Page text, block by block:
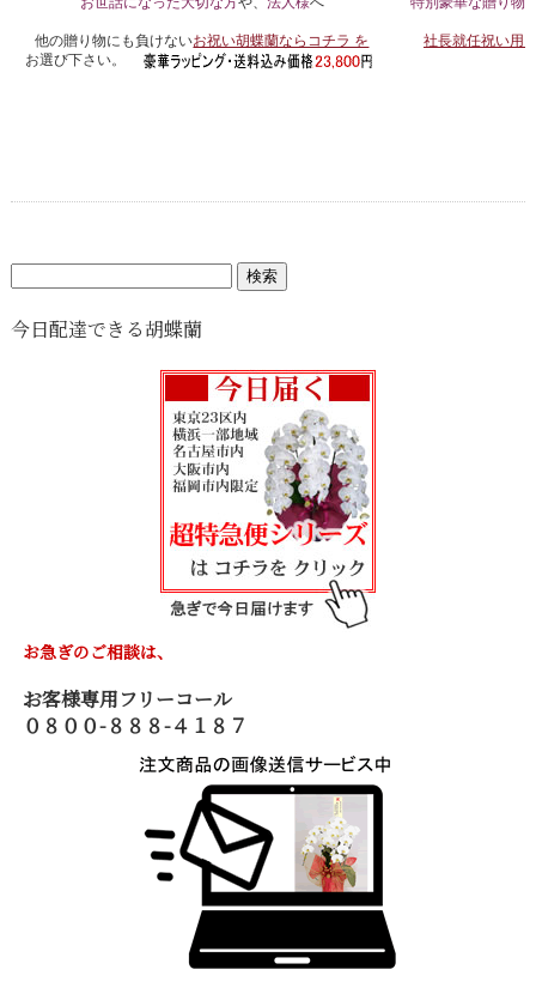
他の贈り物にも負けないお祝い胡蝶蘭ならコチラ を
お選び下さい。
社長就任祝い用
今日配達できる胡蝶蘭
お急ぎのご相談は、
お客様専用フリーコール
０８００-８８８-４１８７